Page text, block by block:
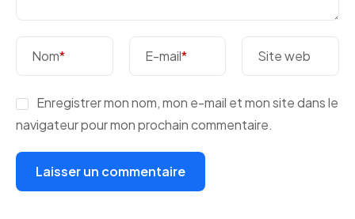
Nom* E-mail* Site web
Enregistrer mon nom, mon e-mail et mon site dans le
navigateur pour mon prochain commentaire.